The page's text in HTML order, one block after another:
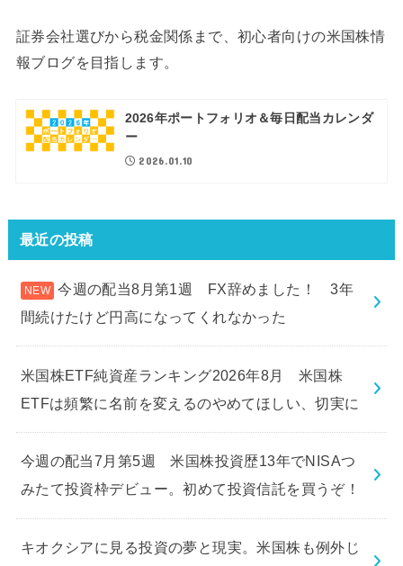
証券会社選びから税金関係まで、初心者向けの米国株情
報ブログを目指します。
2026年ポートフォリオ＆毎日配当カレンダ
ー
2026.01.10
最近の投稿
今週の配当8月第1週 FX辞めました！ 3年
間続けたけど円高になってくれなかった
米国株ETF純資産ランキング2026年8月 米国株
ETFは頻繁に名前を変えるのやめてほしい、切実に
今週の配当7月第5週 米国株投資歴13年でNISAつ
みたて投資枠デビュー。初めて投資信託を買うぞ！
キオクシアに見る投資の夢と現実。米国株も例外じ